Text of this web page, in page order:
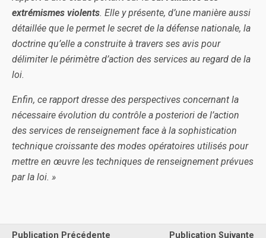
extrémismes violents. Elle y présente, d’une manière aussi
détaillée que le permet le secret de la défense nationale, la
doctrine qu’elle a construite à travers ses avis pour
délimiter le périmètre d’action des services au regard de la
loi.
Enfin, ce rapport dresse des perspectives concernant la
nécessaire évolution du contrôle a posteriori de l’action
des services de renseignement face à la sophistication
technique croissante des modes opératoires utilisés pour
mettre en œuvre les techniques de renseignement prévues
par la loi. »
Publication Précédente Publication Suivante